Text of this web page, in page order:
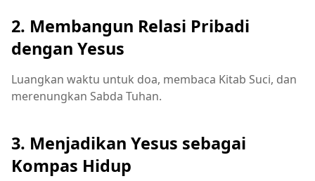
2. Membangun Relasi Pribadi
dengan Yesus
Luangkan waktu untuk doa, membaca Kitab Suci, dan
merenungkan Sabda Tuhan.
3. Menjadikan Yesus sebagai
Kompas Hidup